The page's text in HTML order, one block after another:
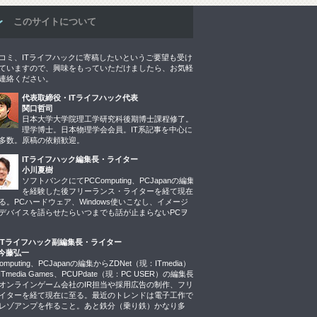
このサイトについて
ミ、ITライフハックに寄稿したいというご要望も受け
いますので、興味をもっていただけましたら、お気軽
絡ください。
代表取締役・ITライフハック代表
関口哲司
日本大学大学院理工学研究科後期博士課程修了。
理学博士。日本物理学会会員。IT系記事を中心に
数。原稿の依頼歓迎。
ITライフハック編集長・ライター
小川夏樹
ソフトバンクにてPCComputing、PCJapanの編集
を経験した後フリーランス・ライターを経て現在
。PCハードウェア、Windows使いこなし、イメージ
バイスを語らせたらいつまでも話が止まらないPCヲ
ライフハック副編集長・ライター
藤弘一
、PCJapanの編集からZDNet（現：ITmedia）
Games、PCUPdate（現：PC USER）の編集長
ンラインゲーム会社のIR担当や採用広告の制作、フリ
ターを経て現在に至る。最近のトレンドは電子工作で
ゾアンプを作ること。あと鉄分（乗り鉄）かなり多